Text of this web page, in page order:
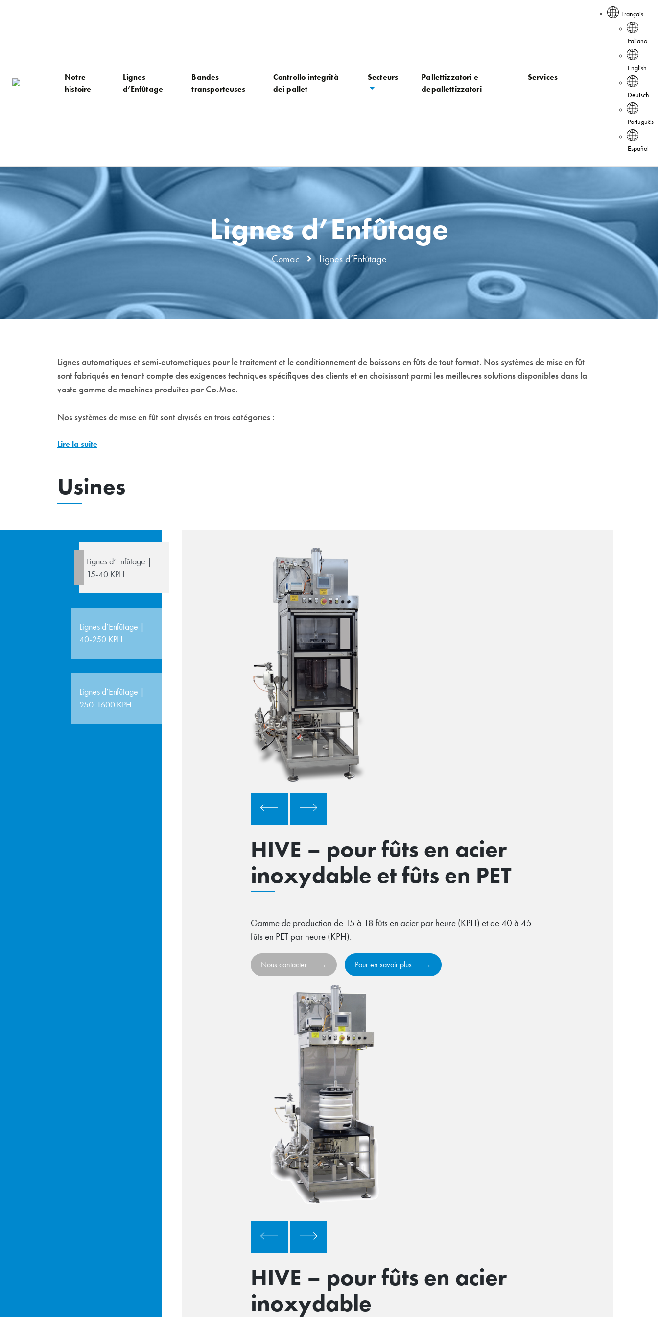
Notre
histoire
Lignes
d’Enfûtage
Bandes
transporteuses
Controllo integrità
dei pallet
Secteurs
Pallettizzatori e
depallettizzatori
Services
Français
Italiano
English
Deutsch
Português
Español
Lignes d’Enfûtage
Comac Lignes d’Enfûtage
Lignes automatiques et semi-automatiques pour le traitement et le conditionnement de boissons en fûts de tout format. Nos systèmes de mise en fût
sont fabriqués en tenant compte des exigences techniques spécifiques des clients et en choisissant parmi les meilleures solutions disponibles dans la
vaste gamme de machines produites par Co.Mac.
Nos systèmes de mise en fût sont divisés en trois catégories :
Lire la suite
Usines
Lignes d’Enfûtage |
15-40 KPH
Lignes d’Enfûtage |
40-250 KPH
Lignes d’Enfûtage |
250-1600 KPH
HIVE – pour fûts en acier
inoxydable et fûts en PET
Gamme de production de 15 à 18 fûts en acier par heure (KPH) et de 40 à 45
fûts en PET par heure (KPH).
Nous contacter Pour en savoir plus
HIVE – pour fûts en acier
inoxydable